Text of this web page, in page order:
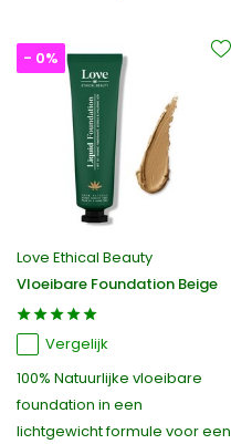
- 0%
Love Ethical Beauty
Vloeibare Foundation Beige
Vergelijk
100% Natuurlijke vloeibare
foundation in een
lichtgewicht formule voor een